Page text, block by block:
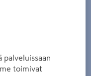
palveluissaan
toimivat